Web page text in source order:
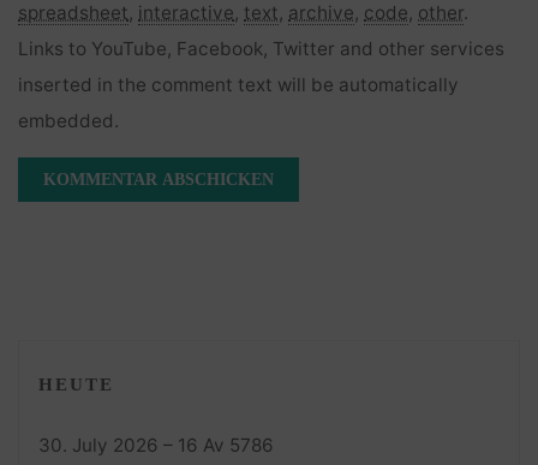
spreadsheet, interactive, text, archive, code, other.
Links to YouTube, Facebook, Twitter and other services
inserted in the comment text will be automatically
embedded.
HEUTE
30. July 2026 – 16 Av 5786